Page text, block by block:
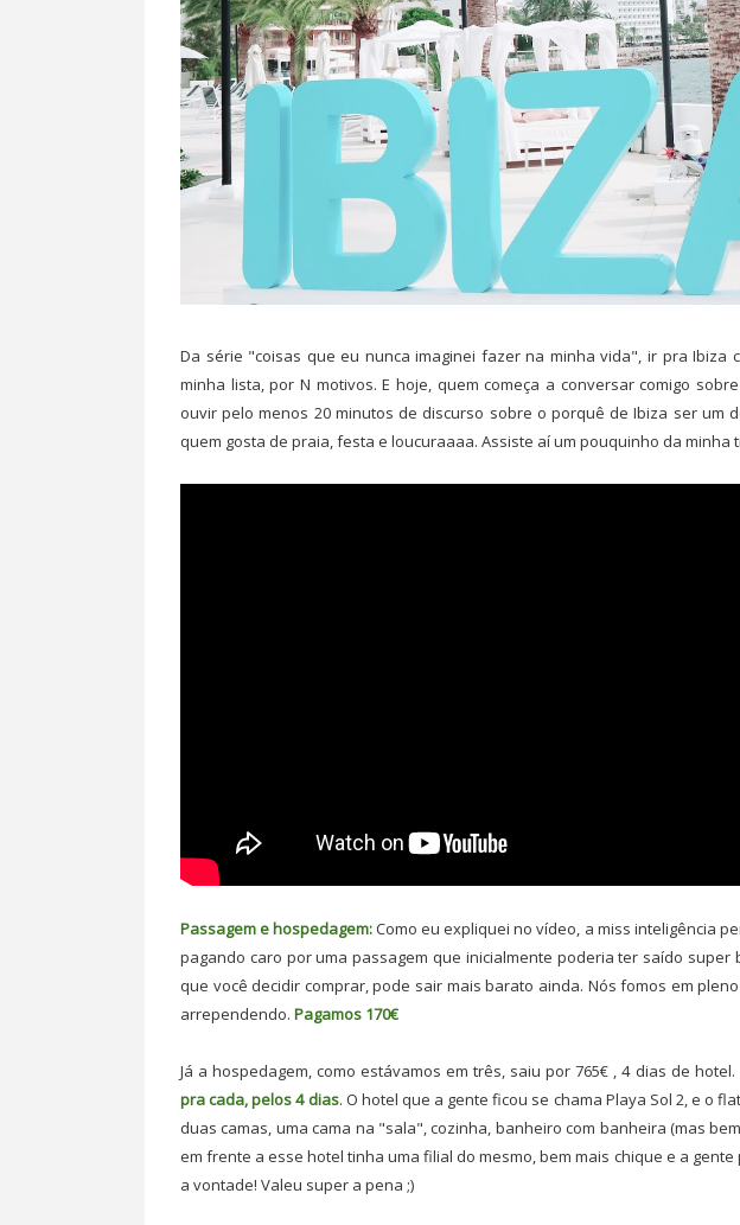
Da série "coisas que eu nunca imaginei fazer na minha vida", ir pra Ibiza
minha lista, por N motivos. E hoje, quem começa a conversar comigo
ouvir pelo menos 20 minutos de discurso sobre o porquê de Ibiza ser um
quem gosta de praia, festa e loucuraaaa. Assiste aí um pouquinho da minha
Passagem e hospedagem:Como eu expliquei no vídeo, a miss inteligência
pagando caro por uma passagem que inicialmente poderia ter saído super
que você decidir comprar, pode sair mais barato ainda. Nós fomos em
arrependendo. Pagamos 170€
Já a hospedagem, como estávamos em três, saiu por 765€ , 4 dias de
pra cada, pelos 4 dias. O hotel que a gente ficou se chama Playa Sol 2, e o
duas camas, uma cama na "sala", cozinha, banheiro com banheira (mas
em frente a esse hotel tinha uma filial do mesmo, bem mais chique e a
a vontade! Valeu super a pena ;)